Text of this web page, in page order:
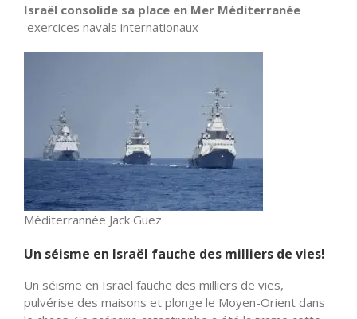
Israël consolide sa place en Mer Méditerranée
exercices navals internationaux
Méditerrannée Jack Guez
Un séisme en Israël fauche des milliers de vies!
Un séisme en Israël fauche des milliers de vies,
pulvérise des maisons et plonge le Moyen-Orient dans